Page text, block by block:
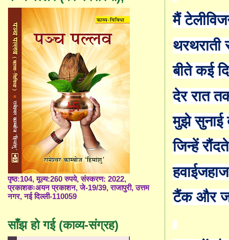
मैं
थरथराती
बीते कई
देर रात
मुझे सुनाई
जिन्हें
टैंक और
पृष्ठ:104, मूल्य:260 रुपये, संस्करण: 2022,
प्रकाशकःअयन प्रकाशन, जे-19/39, राजापुरी, उत्तम
नगर, नई दिल्ली-110059
साँझ हो गई (काव्य-संग्रह)